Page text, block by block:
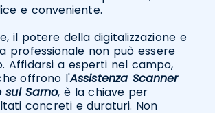
e conveniente.
il potere della digitalizzazione e
professionale non può essere
Affidarsi a esperti nel campo,
offrono l'Assistenza Scanner
sul Sarno, è la chiave per
concreti e duraturi. Non